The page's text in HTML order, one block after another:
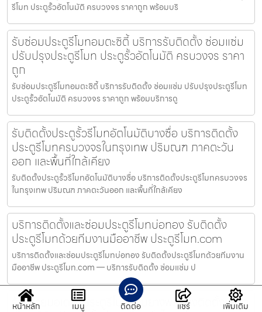
รีโมท ประตูรั้วอัตโนมัติ ครบวงจร ราคาถูก พร้อมบริ
รับซ่อมประตูรีโมทอมตะซิตี้ บริการรับติดตั้ง ซ่อมแซ่ม
ปรับปรุงประตูรีโมท ประตูรั้วอัตโนมัติ ครบวงจร ราคา
ถูก
รับซ่อมประตูรีโมทอมตะซิตี้ บริการรับติดตั้ง ซ่อมแซ่ม ปรับปรุงประตูรีโมท
ประตูรั้วอัตโนมัติ ครบวงจร ราคาถูก พร้อมบริการดู
รับติดตั้งประตูรั้วรีโมทอัตโนมัติบางซื่อ บริการติดตั้ง
ประตูรีโมทครบวงจรในกรุงเทพ ปริมณฑ ภาคตะวัน
ออก และพื้นที่ใกล้เคียง
รับติดตั้งประตูรั้วรีโมทอัตโนมัติบางซื่อ บริการติดตั้งประตูรีโมทครบวงจร
ในกรุงเทพ ปริมณฑ ภาคตะวันออก และพื้นที่ใกล้เคียง
บริการติดตั้งและซ่อมประตูรีโมทบ่อทอง รับติดตั้ง
ประตูรีโมทด้วยทีมงานมืออาชีพ ประตูรีโมท.com
บริการติดตั้งและซ่อมประตูรีโมทบ่อทอง รับติดตั้งประตูรีโมทด้วยทีมงาน
มืออาชีพ ประตูรีโมท.com — บริการรับติดตั้ง ซ่อมแซ่ม ป
ร้านขายมอเตอร์ประตูรีโมทมาบยางพร ช่างติดตั้งประตู
หน้าหลัก เมนู ติดต่อ แชร์ เพิ่มเติม